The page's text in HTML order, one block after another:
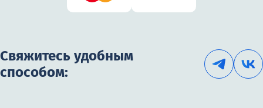
Свяжитесь удобным
способом: